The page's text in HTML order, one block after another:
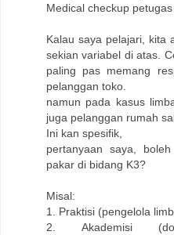
Medical checkup petugas
Kalau saya pelajari, kita
sekian variabel di atas.
paling pas memang
pelanggan toko.
namun pada kasus
juga pelanggan rumah
Ini kan spesifik,
pertanyaan saya,
pakar di bidang K3?
Misal:
1. Praktisi (pengelola
2. Akademisi